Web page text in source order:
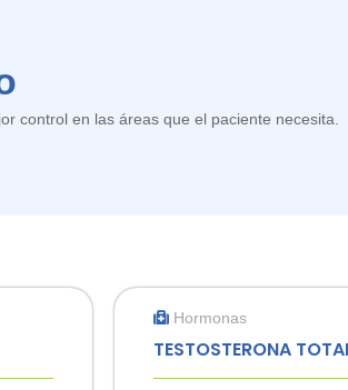
control en las áreas que el paciente necesita.
Hormonas
TESTOSTERONA